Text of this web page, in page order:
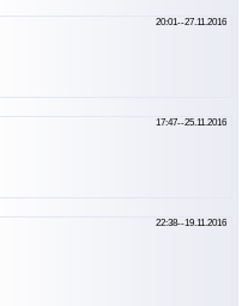
20:01--27.11.2016
17:47--25.11.2016
22:38--19.11.2016